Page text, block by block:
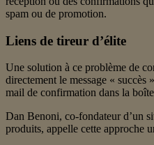
spam ou de promotion.
Liens de tireur d’élite
Une solution à ce problème de
directement le message «
mail de confirmation dans la
Dan Benoni, co-fondateur d’un
produits, appelle cette approche